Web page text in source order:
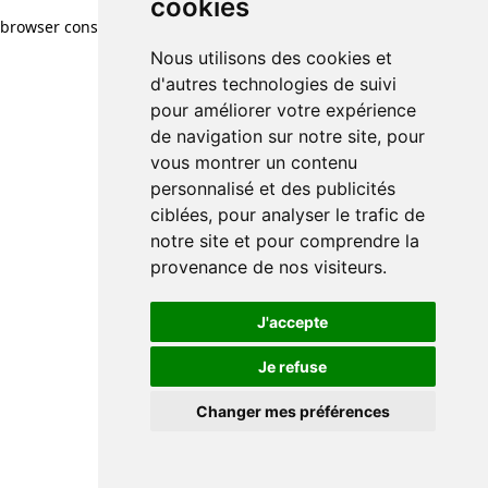
cookies
Nous utilisons des cookies et
d'autres technologies de suivi
pour améliorer votre expérience
de navigation sur notre site, pour
vous montrer un contenu
personnalisé et des publicités
ciblées, pour analyser le trafic de
notre site et pour comprendre la
provenance de nos visiteurs.
J'accepte
Je refuse
Changer mes préférences
browser console for more information)